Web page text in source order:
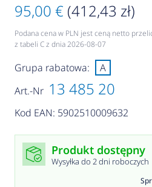
95,00 € (412,43 zł)
Podana cena w PLN jest ceną netto
z tabeli C z dnia 2026-08-07
Art.-Nr 13 485 20
Kod EAN: 5902510009632
Grupa rabatowa: A
Produkt dostępny
Wysyłka do 2 dni roboczych